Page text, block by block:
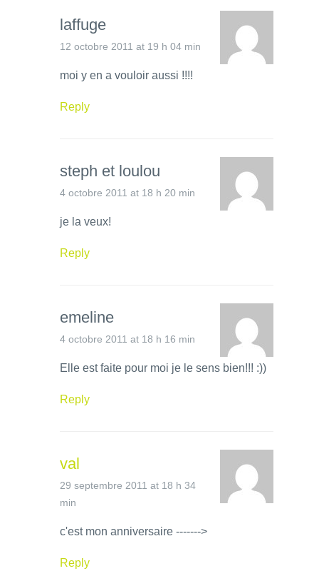
laffuge
12 octobre 2011 at 19 h 04 min
moi y en a vouloir aussi !!!!
Reply
steph et loulou
4 octobre 2011 at 18 h 20 min
je la veux!
Reply
emeline
4 octobre 2011 at 18 h 16 min
Elle est faite pour moi je le sens bien!!! :))
Reply
val
29 septembre 2011 at 18 h 34
min
c'est mon anniversaire ------->
Reply